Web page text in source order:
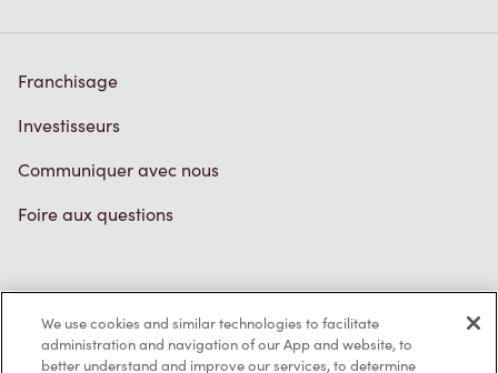
Franchisage
Investisseurs
Communiquer avec nous
Foire aux questions
Politique de confidentialité
Conditions de service
We use cookies and similar technologies to facilitate
administration and navigation of our App and website, to
better understand and improve our services, to determine